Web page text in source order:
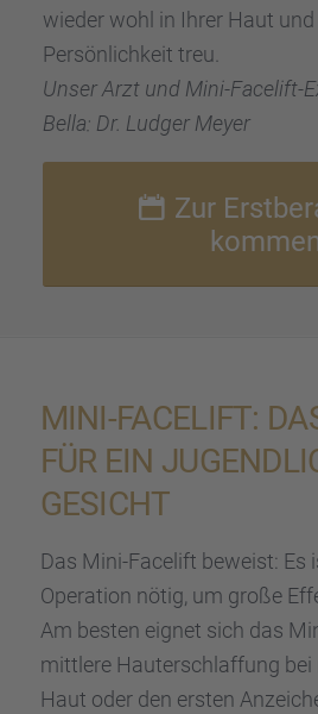
wieder wohl in Ihrer Haut
Persön­lich­keit treu.
Unser Arzt und Mini-Facelift-
Bella: Dr. Ludger Meyer
Zur
MINI-FACELIFT:
FÜR EIN
GESICHT
Das Mini-Facelift beweist: Es
Opera­tion nötig, um große
Am besten eignet sich das
mittlere Hauter­schlaf­fung bei
Haut oder den ersten